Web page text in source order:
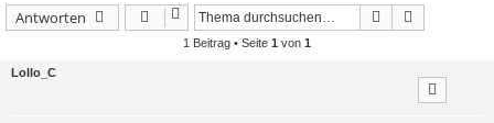
Antworten Suche
1 Beitrag • Seite 1 von 1
Lollo_C